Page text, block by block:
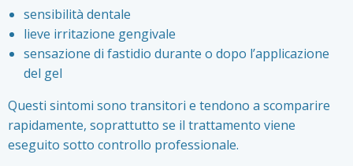
sensibilità dentale
lieve irritazione gengivale
sensazione di fastidio durante o dopo l’applicazione
del gel
Questi sintomi sono transitori e tendono a scomparire
rapidamente, soprattutto se il trattamento viene
eseguito sotto controllo professionale.